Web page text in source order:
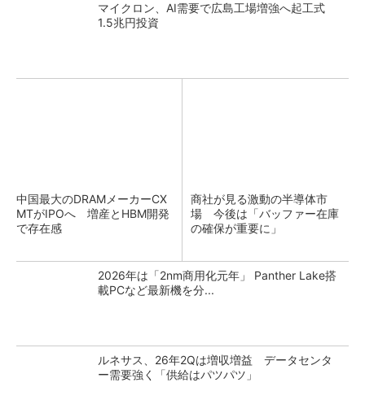
マイクロン、AI需要で広島工場増強へ起工式
1.5兆円投資
中国最大のDRAMメーカーCX
MTがIPOへ 増産とHBM開発
で存在感
商社が見る激動の半導体市
場 今後は「バッファー在庫
の確保が重要に」
2026年は「2nm商用化元年」 Panther Lake搭
載PCなど最新機を分...
ルネサス、26年2Qは増収増益 データセンタ
ー需要強く「供給はパツパツ」